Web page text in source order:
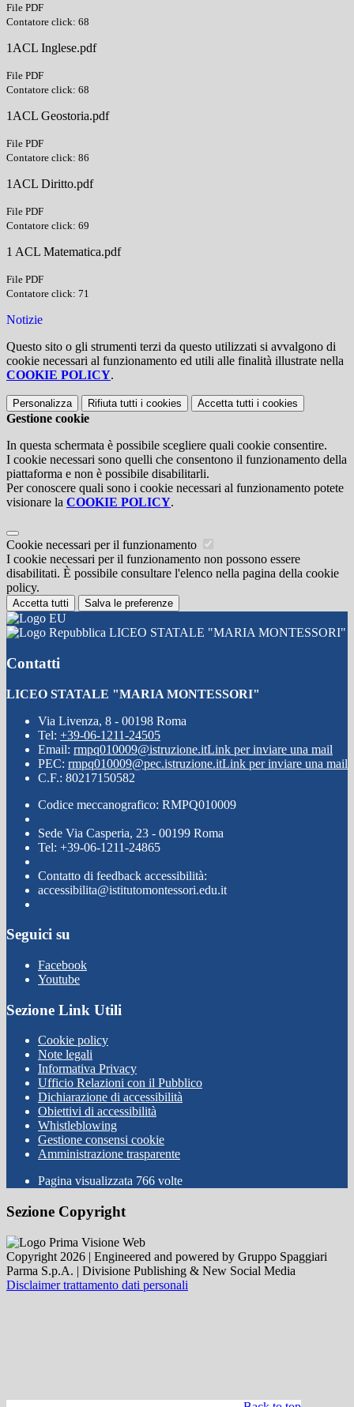
File PDF
Contatore click: 68
1ACL Inglese.pdf
File PDF
Contatore click: 68
1ACL Geostoria.pdf
File PDF
Contatore click: 86
1ACL Diritto.pdf
File PDF
Contatore click: 69
1 ACL Matematica.pdf
File PDF
Contatore click: 71
Notizie
Questo sito o gli strumenti terzi da questo utilizzati si avvalgono di
cookie necessari al funzionamento ed utili alle finalità illustrate nella
COOKIE POLICY.
Personalizza Rifiuta tutti i cookies Accetta tutti i cookies
Gestione cookie
In questa schermata è possibile scegliere quali cookie consentire.
I cookie necessari sono quelli che consentono il funzionamento della
piattaforma e non è possibile disabilitarli.
Per conoscere quali sono i cookie necessari al funzionamento potete
visionare la COOKIE POLICY.
Cookie necessari per il funzionamento
I cookie necessari per il funzionamento non possono essere
disabilitati. È possibile consultare l'elenco nella pagina della cookie
policy.
Accetta tutti Salva le preferenze
LICEO STATALE "MARIA MONTESSORI"
Contatti
LICEO STATALE "MARIA MONTESSORI"
Via Livenza, 8 - 00198 Roma
Tel: +39-06-1211-24505
Email: rmpq010009@istruzione.itLink per inviare una mail
PEC: rmpq010009@pec.istruzione.itLink per inviare una mail
C.F.: 80217150582
Codice meccanografico: RMPQ010009
Sede Via Casperia, 23 - 00199 Roma
Tel: +39-06-1211-24865
Contatto di feedback accessibilità:
accessibilita@istitutomontessori.edu.it
Seguici su
Facebook
Youtube
Sezione Link Utili
Cookie policy
Note legali
Informativa Privacy
Ufficio Relazioni con il Pubblico
Dichiarazione di accessibilità
Obiettivi di accessibilità
Whistleblowing
Gestione consensi cookie
Amministrazione trasparente
Pagina visualizzata 766 volte
Sezione Copyright
Copyright 2026 | Engineered and powered by Gruppo Spaggiari
Parma S.p.A. | Divisione Publishing & New Social Media
Disclaimer trattamento dati personali